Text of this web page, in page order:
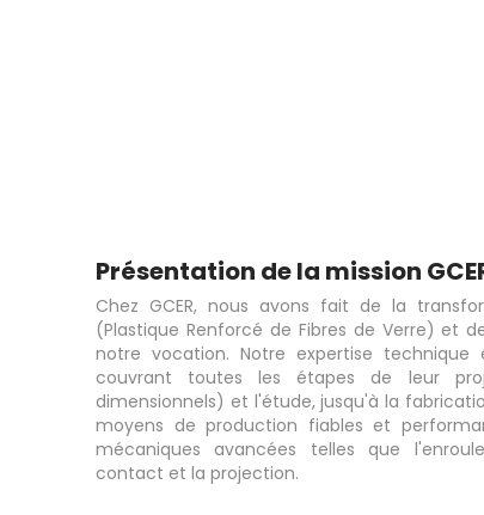
Présentation de la mission
Chez GCER, nous avons fait de la
(Plastique Renforcé de Fibres de Verre) et
notre vocation. Notre expertise
couvrant toutes les étapes de leur
dimensionnels) et l'étude, jusqu'à la
moyens de production fiables et
mécaniques avancées telles que
contact et la projection.